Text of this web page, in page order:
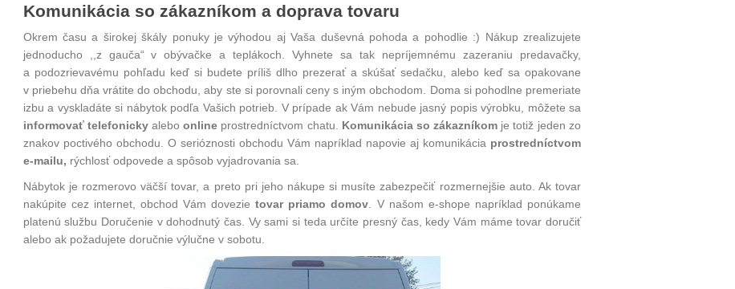
Komunikácia so zákazníkom a doprava tovaru
Okrem času a širokej škály ponuky je výhodou aj Vaša duševná pohoda a pohodlie :) Nákup zrealizujete
jednoducho ,,z gauča“ v obývačke a teplákoch. Vyhnete sa tak nepríjemnému zazeraniu predavačky,
a podozrievavému pohľadu keď si budete príliš dlho prezerať a skúšať sedačku, alebo keď sa opakovane
v priebehu dňa vrátite do obchodu, aby ste si porovnali ceny s iným obchodom. Doma si pohodlne premeriate
izbu a vyskladáte si nábytok podľa Vašich potrieb. V prípade ak Vám nebude jasný popis výrobku, môžete sa
informovať telefonickyaleboonline prostredníctvom chatu. Komunikácia so zákazníkom je totiž jeden zo
znakov poctivého obchodu. O serióznosti obchodu Vám napríklad napovie aj komunikácia prostredníctvom
e-mailu, rýchlosť odpovede a spôsob vyjadrovania sa.
Nábytok je rozmerovo väčší tovar, a preto pri jeho nákupe si musíte zabezpečiť rozmernejšie auto. Ak tovar
nakúpite cez internet, obchod Vám dovezietovar priamo domov . V našom e-shope napríklad ponúkame
platenú službu Doručenie v dohodnutý čas. Vy sami si teda určíte presný čas, kedy Vám máme tovar doručiť
alebo ak požadujete doručnie výlučne v sobotu.